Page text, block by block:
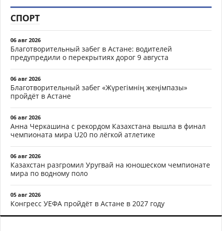
СПОРТ
06 авг 2026
Благотворительный забег в Астане: водителей
предупредили о перекрытиях дорог 9 августа
06 авг 2026
Благотворительный забег «Жүрегімнің жеңімпазы»
пройдёт в Астане
06 авг 2026
Анна Черкашина с рекордом Казахстана вышла в финал
чемпионата мира U20 по лёгкой атлетике
06 авг 2026
Казахстан разгромил Уругвай на юношеском чемпионате
мира по водному поло
05 авг 2026
Конгресс УЕФА пройдёт в Астане в 2027 году